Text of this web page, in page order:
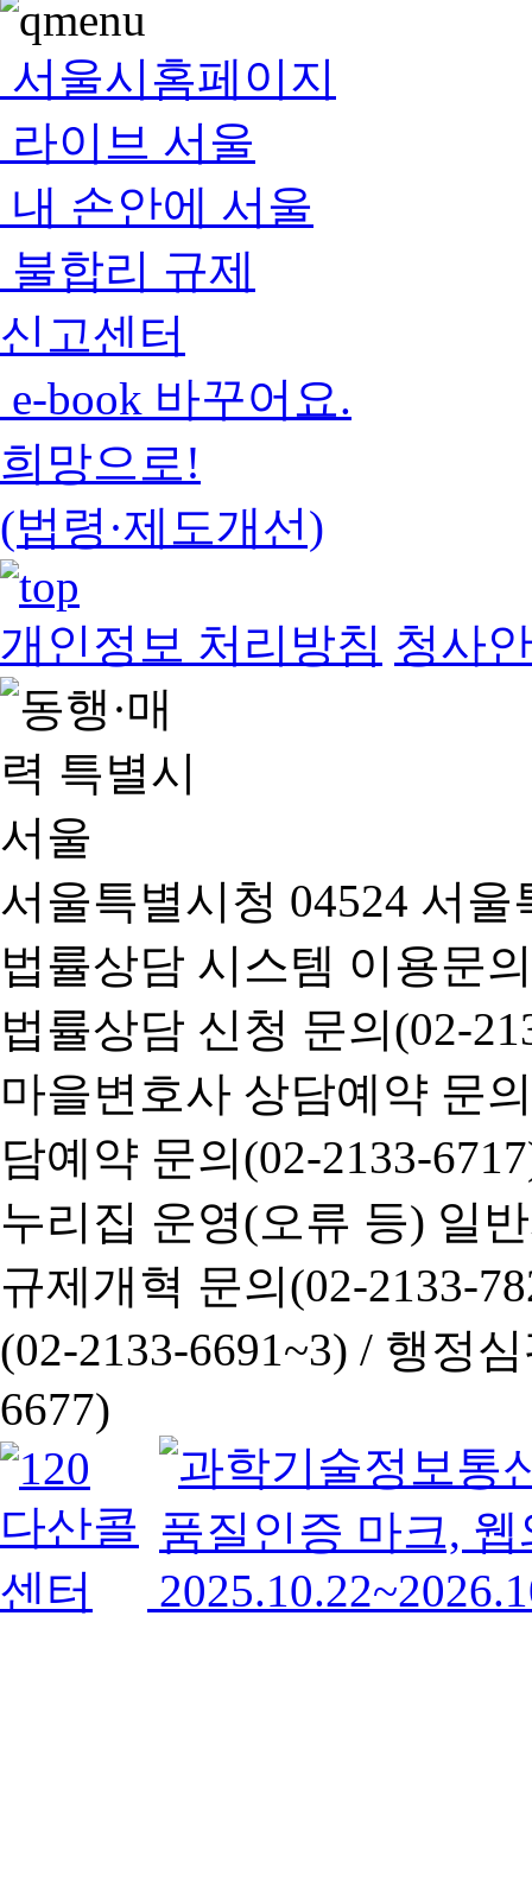
서울시홈페이지
라이브 서울
내 손안에 서울
불합리 규제
신고센터
e-book 바꾸어요.
희망으로!
(법령·제도개선)
개인정보 처리방침 청사
서울특별시청 04524 서
법률상담 시스템 이용문
법률상담 신청 문의(02-
마을변호사 상담예약 문
담예약 문의(02-2133-
누리집 운영(오류 등) 일
규제개혁 문의(02-2133-
(02-2133-6691~3) / 행정심
6677)